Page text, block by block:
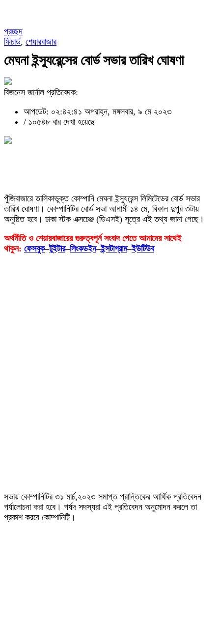
প্রচ্ছদ
ফিচার্ড, শেয়ারবাজার
মেঘনা ইন্স্যুরেন্সের বোর্ড সভার তারিখ ঘোষণা
বিজনেস জার্নাল প্রতিবেদক:
আপডেট: ০২:৪২:৪১ অপরাহ্ন, মঙ্গলবার, ৯ মে ২০২৩
/ ১০৫৪৮ বার দেখা হয়েছে
পুঁজিবাজারে তালিকাভুক্ত কোম্পানি মেঘনা ইন্স্যুরেন্স লিমিটেডের বোর্ড সভার
তারিখ ঘোষণা। কোম্পানিটির বোর্ড সভা আগামী ১৪ মে, বিকাল দুপুর ৩টায়
অনুষ্ঠিত হবে। ঢাকা স্টক এক্সচেঞ্জ (ডিএসই) সূত্রে এই তথ্য জানা গেছে।
অর্থনীতি ও শেয়ারবাজারের গুরুত্বপূর্ন সংবাদ পেতে আমাদের সাথেই
থাকুন: ফেসবুক–টুইটার–লিংকডইন–ইন্সটাগ্রাম–ইউটিউব
সভায় কোম্পানিটির ৩১ মার্চ,২০২৩ সমাপ্ত প্রান্তিকের আর্থিক প্রতিবেদন
পর্যালোচনা করা হবে। পর্ষদ সদস্যরা এই প্রতিবেদন অনুমোদন করলে তা
প্রকাশ করবে কোম্পানিটি।